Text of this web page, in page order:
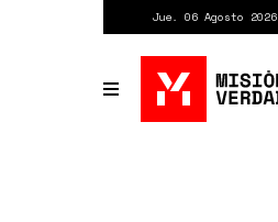
Jue. 06 Agosto 2026
Toggle
navigation